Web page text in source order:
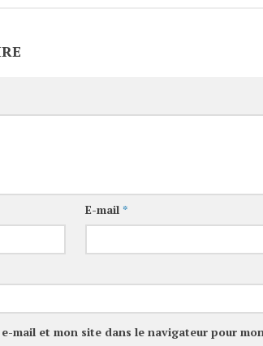
E-mail *
mail et mon site dans le navigateur pour